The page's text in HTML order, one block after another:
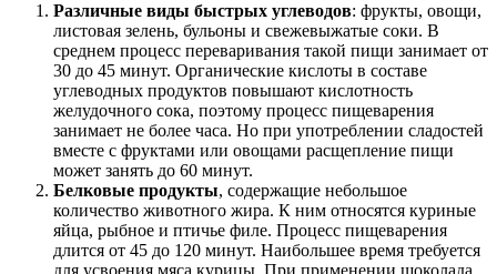
Различные виды быстрых углеводов: фрукты, овощи,
листовая зелень, бульоны и свежевыжатые соки. В
среднем процесс переваривания такой пищи занимает от
30 до 45 минут. Органические кислоты в составе
углеводных продуктов повышают кислотность
желудочного сока, поэтому процесс пищеварения
занимает не более часа. Но при употреблении сладостей
вместе с фруктами или овощами расщепление пищи
может занять до 60 минут.
Белковые продукты, содержащие небольшое
количество животного жира. К ним относятся куриные
яйца, рыбное и птичье филе. Процесс пищеварения
длится от 45 до 120 минут. Наибольшее время требуется